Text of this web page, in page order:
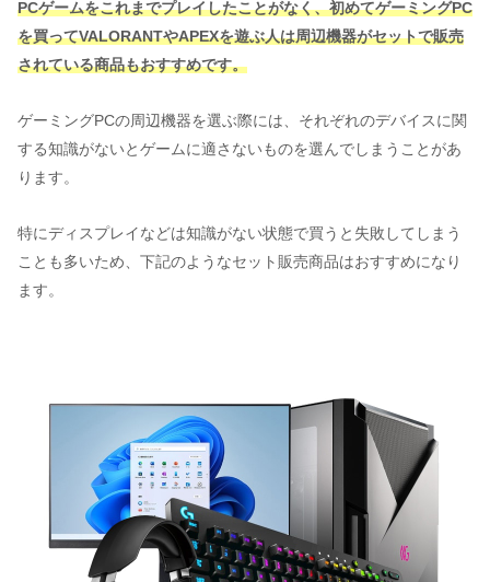
PCゲームをこれまでプレイしたことがなく、初めてゲーミングPC
を買ってVALORANTやAPEXを遊ぶ人は周辺機器がセットで販売
されている商品もおすすめです。
ゲーミングPCの周辺機器を選ぶ際には、それぞれのデバイスに関
する知識がないとゲームに適さないものを選んでしまうことがあ
ります。
特にディスプレイなどは知識がない状態で買うと失敗してしまう
ことも多いため、下記のようなセット販売商品はおすすめになり
ます。